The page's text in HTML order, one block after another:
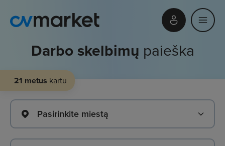
Darbo skelbimų paieška
21 metus kartu
Pasirinkite miestą